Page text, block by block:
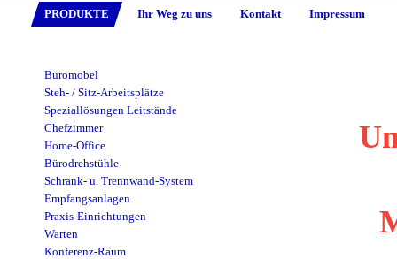
PRODUKTE Ihr Weg zu uns Kontakt Impressum
Büromöbel
Steh- / Sitz-Arbeitsplätze
Speziallösungen Leitstände
Chefzimmer
Home-Office
Bürodrehstühle
Schrank- u. Trennwand-System
Empfangsanlagen
Praxis-Einrichtungen
Warten
Konferenz-Raum